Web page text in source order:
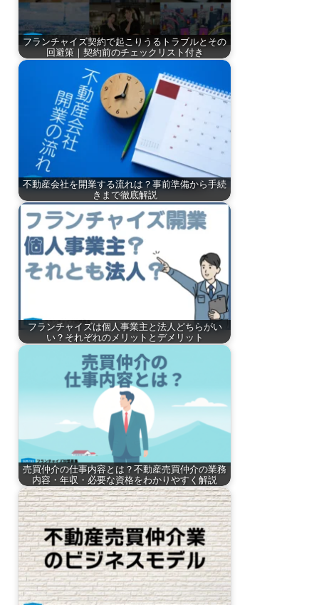
フランチャイズ契約で起こりうるトラブルとその
回避策｜契約前のチェックリスト付き
不動産会社を開業する流れは？事前準備から手続
きまで徹底解説
フランチャイズは個人事業主と法人どちらがい
い？それぞれのメリットとデメリット
売買仲介の仕事内容とは？不動産売買仲介の業務
内容・年収・必要な資格をわかりやすく解説